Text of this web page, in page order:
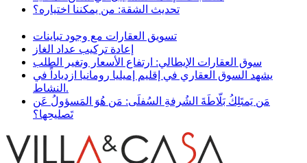
تحديث الشقة: من يمكننا اختياره؟
تسويق العقارات مع وجود تباينات
إعادة تركيب عداد الغاز
سوق العقارات الإيطالي: ارتفاع الأسعار وتغير الطلب
يشهد السوق العقاري في إقليم إميليا رومانيا ازدياداً في
النشاط.
مَن يَمتَلِكُ بَلّاطَةَ الشُرفةِ السُفلَى: مَن هُوَ المَسؤولُ عَن
تَصليحِها؟